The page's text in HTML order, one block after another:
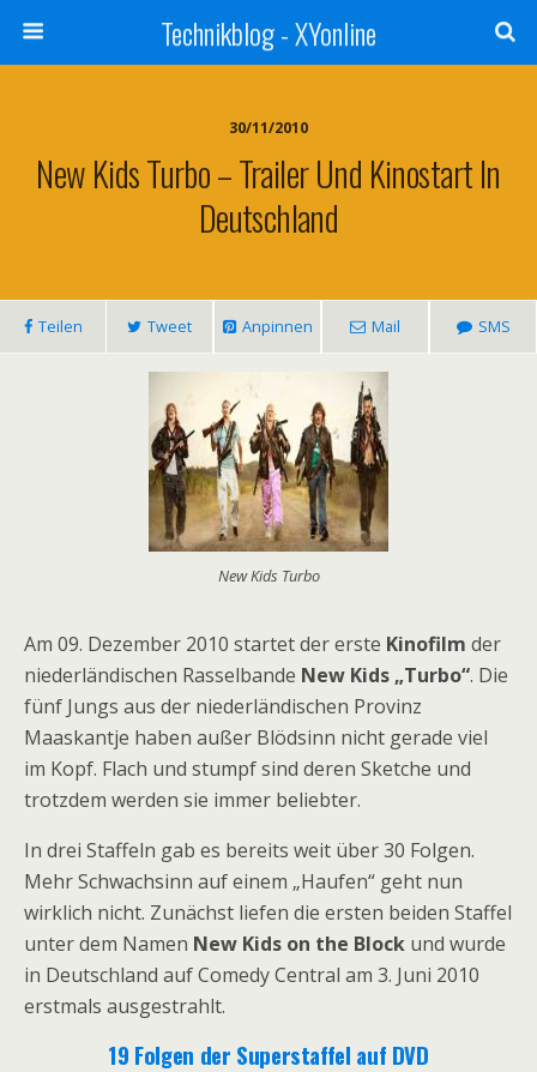
Technikblog - XYonline
30/11/2010
New Kids Turbo – Trailer Und Kinostart In
Deutschland
Teilen Tweet Anpinnen Mail SMS
New Kids Turbo
Am 09. Dezember 2010 startet der erste Kinofilm der
niederländischen Rasselbande New Kids „Turbo“. Die
fünf Jungs aus der niederländischen Provinz
Maaskantje haben außer Blödsinn nicht gerade viel
im Kopf. Flach und stumpf sind deren Sketche und
trotzdem werden sie immer beliebter.
In drei Staffeln gab es bereits weit über 30 Folgen.
Mehr Schwachsinn auf einem „Haufen“ geht nun
wirklich nicht. Zunächst liefen die ersten beiden Staffel
unter dem Namen New Kids on the Block und wurde
in Deutschland auf Comedy Central am 3. Juni 2010
erstmals ausgestrahlt.
19 Folgen der Superstaffel auf DVD